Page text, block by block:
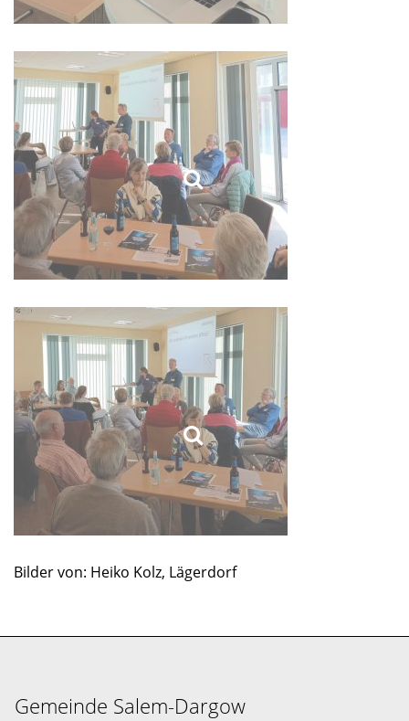
Bilder von: Heiko Kolz, Lägerdorf
Gemeinde Salem-Dargow